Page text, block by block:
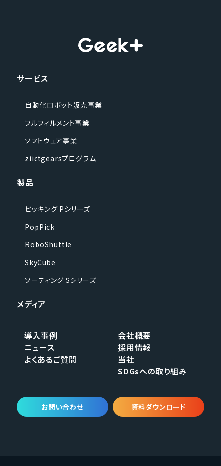
サービス
自動化ロボット販売事業
フルフィルメント事業
ソフトウェア事業
ziictgearsプログラム
製品
ピッキング Pシリーズ
PopPick
RoboShuttle
SkyCube
ソーティング Sシリーズ
メディア
導入事例
会社概要
ニュース
採用情報
よくあるご質問
当社
SDGsへの取り組み
お問い合わせ 資料ダウンロード